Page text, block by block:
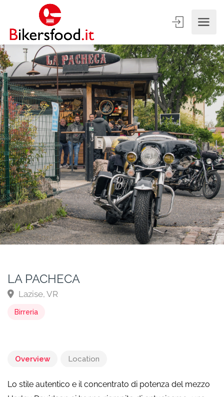
LA PACHECA
Lazise, VR
Birreria
Overview Location
Lo stile autentico e il concentrato di potenza del mezzo